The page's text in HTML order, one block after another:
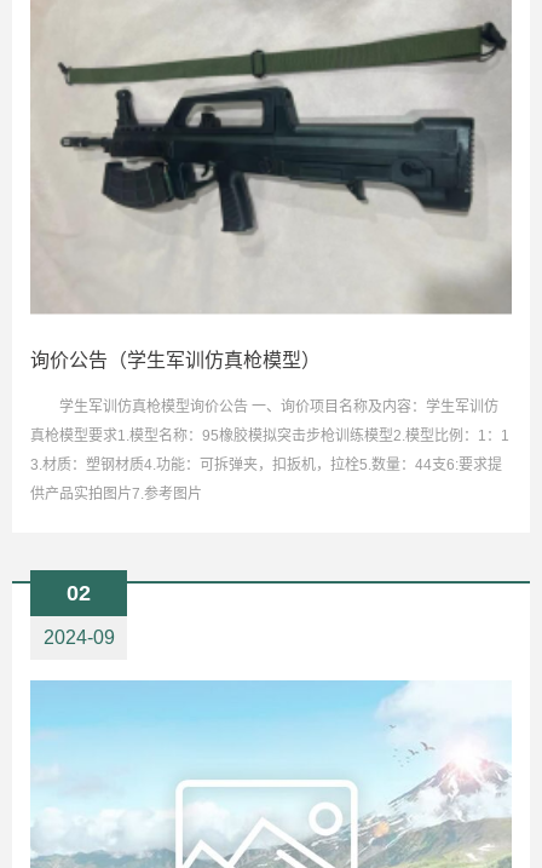
询价公告（学生军训仿真枪模型）
学生军训仿真枪模型询价公告 一、询价项目名称及内容：学生军训仿
真枪模型要求1.模型名称：95橡胶模拟突击步枪训练模型2.模型比例：1：1
3.材质：塑钢材质4.功能：可拆弹夹，扣扳机，拉栓5.数量：44支6:要求提
供产品实拍图片7.参考图片
02
2024-09